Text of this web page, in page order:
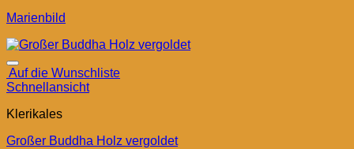
Marienbild
Auf die Wunschliste
Schnellansicht
Klerikales
Großer Buddha Holz vergoldet